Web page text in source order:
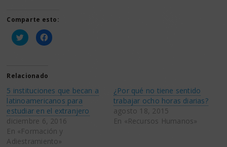
Comparte esto:
Haz
clic
(Se
abre
una
ventana
nueva)
Haz
clic
una
ventana
nueva)
Relacionado
5 instituciones que becan a
latinoamericanos para
estudiar en el extranjero
diciembre 6, 2016
En «Formación y
Adiestramiento»
¿Por qué no tiene sentido
trabajar ocho horas diarias?
agosto 18, 2015
En «Recursos Humanos»